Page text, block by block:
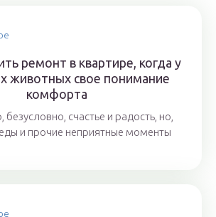
ремонт в квартире, когда у
животных свое понимание
комфорта
счастье и радость, но,
и прочие неприятные моменты